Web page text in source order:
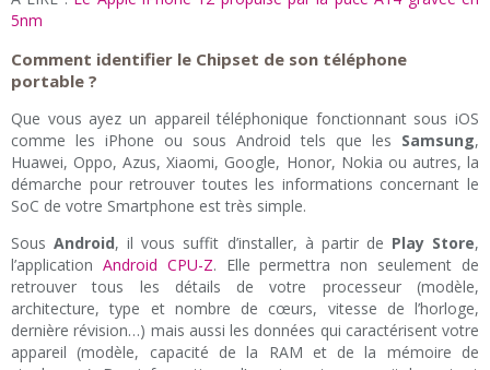
5nm
Comment identifier le Chipset de son téléphone
portable ?
Que vous ayez un appareil téléphonique fonctionnant sous iOS
comme les iPhone ou sous Android tels que les Samsung,
Huawei, Oppo, Azus, Xiaomi, Google, Honor, Nokia ou autres, la
démarche pour retrouver toutes les informations concernant le
SoC de votre Smartphone est très simple.
SousAndroid, il vous suffit d’installer, à partir de Play Store,
l’application Android CPU-Z. Elle permettra non seulement de
retrouver tous les détails de votre processeur (modèle,
architecture, type et nombre de cœurs, vitesse de l’horloge,
dernière révision…) mais aussi les données qui caractérisent votre
appareil (modèle, capacité de la RAM et de la mémoire de